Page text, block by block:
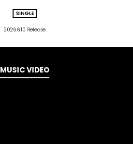
SINGLE
2026.6.10 Release
MUSIC VIDEO